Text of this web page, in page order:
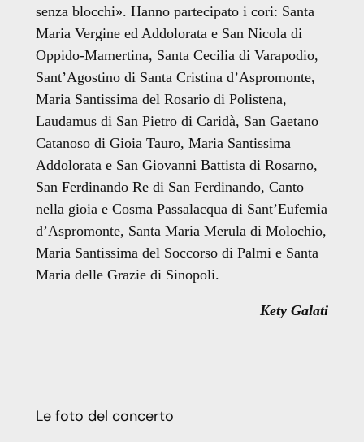
senza blocchi». Hanno partecipato i cori: Santa
Maria Vergine ed Addolorata e San Nicola di
Oppido-Mamertina, Santa Cecilia di Varapodio,
Sant’Agostino di Santa Cristina d’Aspromonte,
Maria Santissima del Rosario di Polistena,
Laudamus di San Pietro di Caridà, San Gaetano
Catanoso di Gioia Tauro, Maria Santissima
Addolorata e San Giovanni Battista di Rosarno,
San Ferdinando Re di San Ferdinando, Canto
nella gioia e Cosma Passalacqua di Sant’Eufemia
d’Aspromonte, Santa Maria Merula di Molochio,
Maria Santissima del Soccorso di Palmi e Santa
Maria delle Grazie di Sinopoli.
Kety Galati
Le foto del concerto